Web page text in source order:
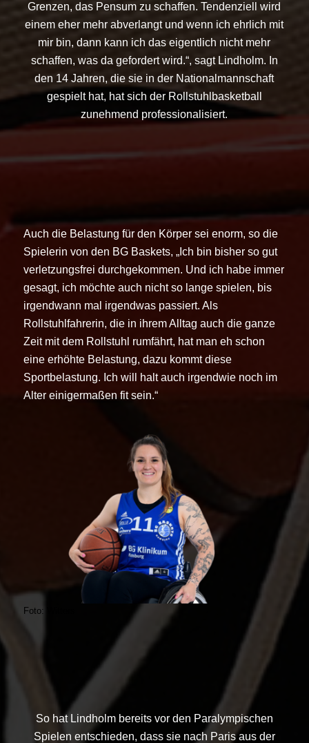
Grenzen, das Pensum zu schaffen. Tendenziell wird
einem eher mehr abverlangt und wenn ich ehrlich mit
mir bin, dann kann ich das eigentlich nicht mehr
schaffen, was da gefordert wird.“, sagt Lindholm. In
den 14 Jahren, die sie in der Nationalmannschaft
gespielt hat, hat sich der Rollstuhlbasketball
zunehmend professionalisiert.
Auch die Belastung für den Körper sei enorm, so die
Spielerin von den BG Baskets, „Ich bin bisher so gut
verletzungsfrei durchgekommen. Und ich habe immer
gesagt, ich möchte auch nicht so lange spielen, bis
irgendwann mal irgendwas passiert. Als
Rollstuhlfahrerin, die in ihrem Alltag auch die ganze
Zeit mit dem Rollstuhl rumfährt, hat man eh schon
eine erhöhte Belastung, dazu kommt diese
Sportbelastung. Ich will halt auch irgendwie noch im
Alter einigermaßen fit sein.“
Foto: Witters
So hat Lindholm bereits vor den Paralympischen
Spielen entschieden, dass sie nach Paris aus der